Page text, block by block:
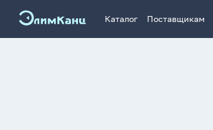
Каталог Поставщикам